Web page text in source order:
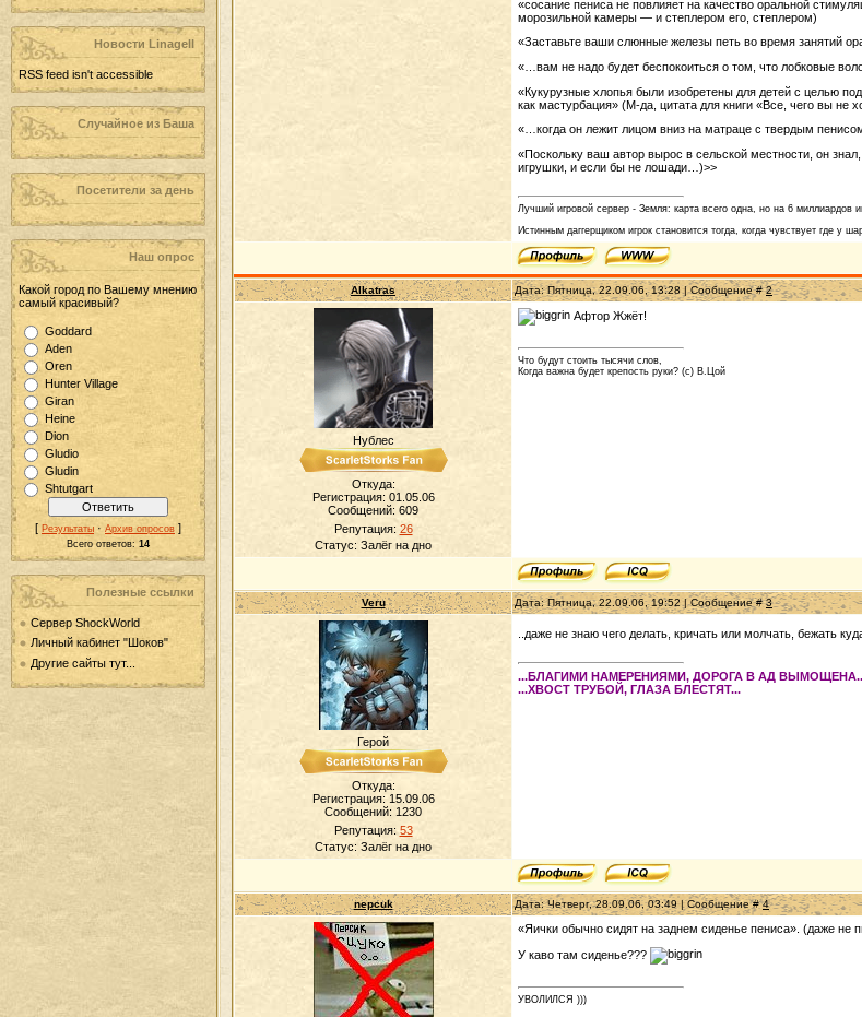
Новости LinageII
RSS feed isn't accessible
Случайное из Баша
Посетители за день
Наш опрос
Какой город по Вашему мнению
самый красивый?
Goddard
Aden
Oren
Hunter Village
Giran
Heine
Dion
Gludio
Gludin
Shtutgart
[ Результаты · Архив опросов ]
Всего ответов: 14
Полезные ссылки
Сервер ShockWorld
Личный кабинет "Шоков"
Другие сайты тут...
«сосание пениса не повлияет на качество оральной
морозильной камеры — и степлером его, степлером)
«Заставьте ваши слюнные железы петь во время занятий
«…вам не надо будет беспокоиться о том, что лобковые
«Кукурузные хлопья были изобретены для детей с целью
как мастурбация» (М-да, цитата для книги «Все, чего вы не
«…когда он лежит лицом вниз на матраце с твердым
«Поскольку ваш автор вырос в сельской местности, он
игрушки, и если бы не лошади…)>>
Лучший игровой сервер - Земля: карта всего одна, но на 6 миллиардов
Истинным даггерщиком игрок становится тогда, когда чувствует где у
Alkatras Дата: Пятница, 22.09.06, 13:28 | Сообщение #2
Нублес
Откуда:
Регистрация: 01.05.06
Сообщений: 609
Репутация: 26
Статус: Залёг на дно
Афтор Жжёт!
Что будут стоить тысячи слов,
Когда важна будет крепость руки? (с) В.Цой
Veru Дата: Пятница, 22.09.06, 19:52 | Сообщение #3
Герой
Откуда:
Регистрация: 15.09.06
Сообщений: 1230
Репутация: 53
Статус: Залёг на дно
..даже не знаю чего делать, кричать или молчать, бежать
...БЛАГИМИ НАМЕРЕНИЯМИ, ДОРОГА В АД
...ХВОСТ ТРУБОЙ, ГЛАЗА БЛЕСТЯТ...
nepcuk Дата: Четверг, 28.09.06, 03:49 | Сообщение #4
«Яички обычно сидят на заднем сиденье пениса». (даже не
У каво там сиденье???
УВОЛИЛСЯ )))